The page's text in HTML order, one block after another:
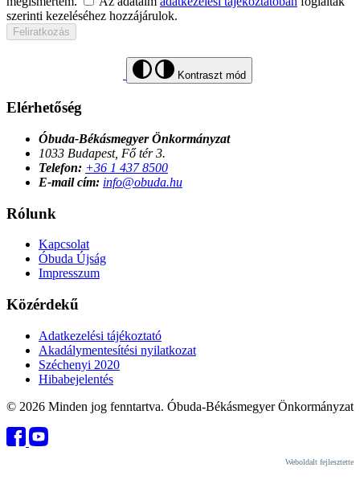
szerinti kezeléséhez hozzájárulok.
Feliratkozás
Kontraszt mód
Elérhetőség
Óbuda-Békásmegyer Önkormányzat
1033 Budapest, Fő tér 3.
Telefon: +36 1 437 8500
E-mail cím: info@obuda.hu
Rólunk
Kapcsolat
Óbuda Újság
Impresszum
Közérdekű
Adatkezelési tájékoztató
Akadálymentesítési nyilatkozat
Széchenyi 2020
Hibabejelentés
© 2026 Minden jog fenntartva. Óbuda-Békásmegyer Önkormányzat
Weboldalt fejlesztette